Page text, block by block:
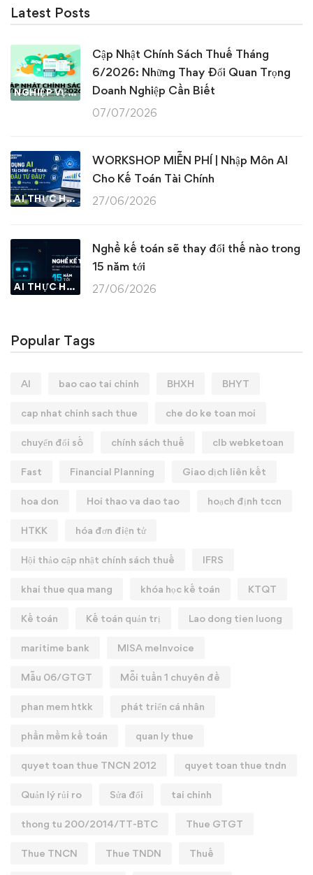
Latest Posts
NGHIỆP VỤ KẾ TOÁN & THUẾ
Cập Nhật Chính Sách Thuế Tháng
6/2026: Những Thay Đổi Quan Trọng
Doanh Nghiệp Cần Biết
07/07/2026
AI THỰC HÀNH
WORKSHOP MIỄN PHÍ | Nhập Môn AI
Cho Kế Toán Tài Chính
27/06/2026
AI THỰC HÀNH
Nghề kế toán sẽ thay đổi thế nào trong
15 năm tới
27/06/2026
Popular Tags
AI bao cao tai chinh BHXH BHYT
cap nhat chinh sach thue che do ke toan moi
chuyển đổi số chính sách thuế clb webketoan
Fast Financial Planning Giao dịch liên kết
hoa don Hoi thao va dao tao hoạch định tccn
HTKK hóa đơn điện tử
Hội thảo cập nhật chính sách thuế IFRS
khai thue qua mang khóa học kế toán KTQT
Kế toán Kế toán quản trị Lao dong tien luong
maritime bank MISA meInvoice
Mẫu 06/GTGT Mỗi tuần 1 chuyên đề
phan mem htkk phát triển cá nhân
phần mềm kế toán quan ly thue
quyet toan thue TNCN 2012 quyet toan thue tndn
Quản lý rủi ro Sửa đổi tai chinh
thong tu 200/2014/TT-BTC Thue GTGT
Thue TNCN Thue TNDN Thuế